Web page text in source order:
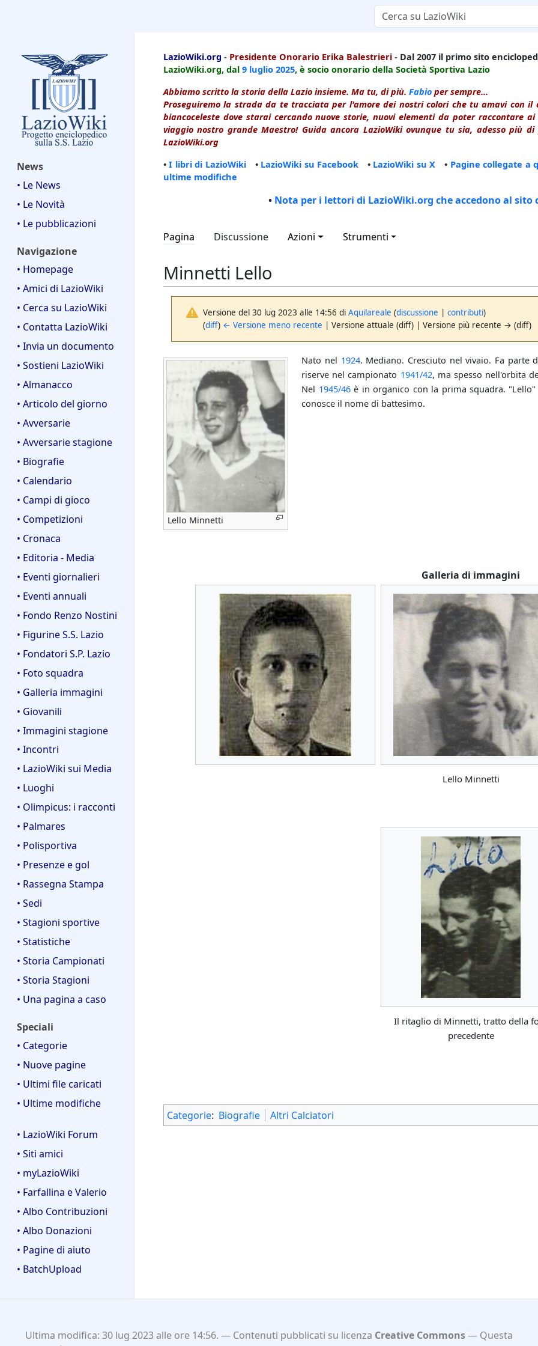
News
• Le News
• Le Novità
• Le pubblicazioni
Navigazione
• Homepage
• Amici di LazioWiki
• Cerca su LazioWiki
• Contatta LazioWiki
• Invia un documento
• Sostieni LazioWiki
• Almanacco
• Articolo del giorno
• Avversarie
• Avversarie stagione
• Biografie
• Calendario
• Campi di gioco
• Competizioni
• Cronaca
• Editoria - Media
• Eventi giornalieri
• Eventi annuali
• Fondo Renzo Nostini
• Figurine S.S. Lazio
• Fondatori S.P. Lazio
• Foto squadra
• Galleria immagini
• Giovanili
• Immagini stagione
• Incontri
• LazioWiki sui Media
• Luoghi
• Olimpicus: i racconti
• Palmares
• Polisportiva
• Presenze e gol
• Rassegna Stampa
• Sedi
• Stagioni sportive
• Statistiche
• Storia Campionati
• Storia Stagioni
• Una pagina a caso
Speciali
• Categorie
• Nuove pagine
• Ultimi file caricati
• Ultime modifiche
• LazioWiki Forum
• Siti amici
• myLazioWiki
• Farfallina e Valerio
• Albo Contribuzioni
• Albo Donazioni
• Pagine di aiuto
• BatchUpload
LazioWiki.org - Presidente Onorario Erika Balestrieri - Dal 2007 il primo sito
LazioWiki.org, dal 9 luglio 2025, è socio onorario della Società Sportiva Lazio
Abbiamo scritto la storia della Lazio insieme. Ma tu, di più. Fabio per sempre...
Proseguiremo la strada da te tracciata per l'amore dei nostri colori che tu amavi con
biancoceleste dove starai cercando nuove storie, nuovi elementi da poter raccontare
viaggio nostro grande Maestro! Guida ancora LazioWiki ovunque tu sia, adesso più
LazioWiki.org
•I libri di LazioWiki• LazioWiki su Facebook • LazioWiki su X • Pagine collegate a
ultime modifiche
• Nota per i lettori di LazioWiki.org che accedono al sito
Pagina Discussione Azioni Strumenti
Minnetti Lello
Versione del 30 lug 2023 alle 14:56 diAquilareale (discussione |contributi)
(diff) ← Versione meno recente | Versione attuale (diff) | Versione più recente → (diff)
Lello Minnetti
Nato nel 1924. Mediano. Cresciuto nel vivaio. Fa parte
riserve nel campionato 1941/42, ma spesso nell'orbita
Nel 1945/46è in organico con la prima squadra.
conosce il nome di battesimo.
Galleria di immagini
Lello Minnetti
Il ritaglio di Minnetti, tratto della
precedente
Categorie: Biografie Altri Calciatori
Ultima modifica: 30 lug 2023 alle ore 14:56. Contenuti pubblicati su licenza Creative Commons
Questa